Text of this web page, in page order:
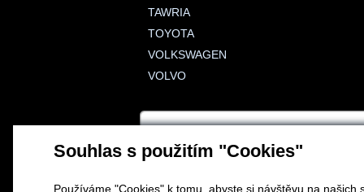
Souhlas s použitím "Cookies"
Používáme "Cookies" k tomu, abyste si návštěvu na
TAWRIA
TOYOTA
VOLKSWAGEN
VOLVO